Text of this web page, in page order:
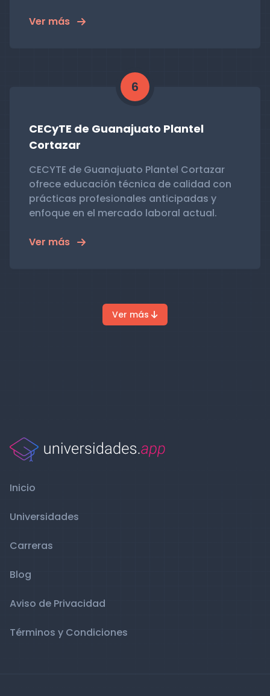
Ver más
6
CECyTE de Guanajuato Plantel
Cortazar
CECYTE de Guanajuato Plantel Cortazar
ofrece educación técnica de calidad con
prácticas profesionales anticipadas y
enfoque en el mercado laboral actual.
Ver más
Ver más
Inicio
Universidades
Carreras
Blog
Aviso de Privacidad
Términos y Condiciones